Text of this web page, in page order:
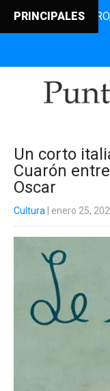
PRINCIPALESEL
Un corto
Cuarón
Oscar
Cultura | enero 25,